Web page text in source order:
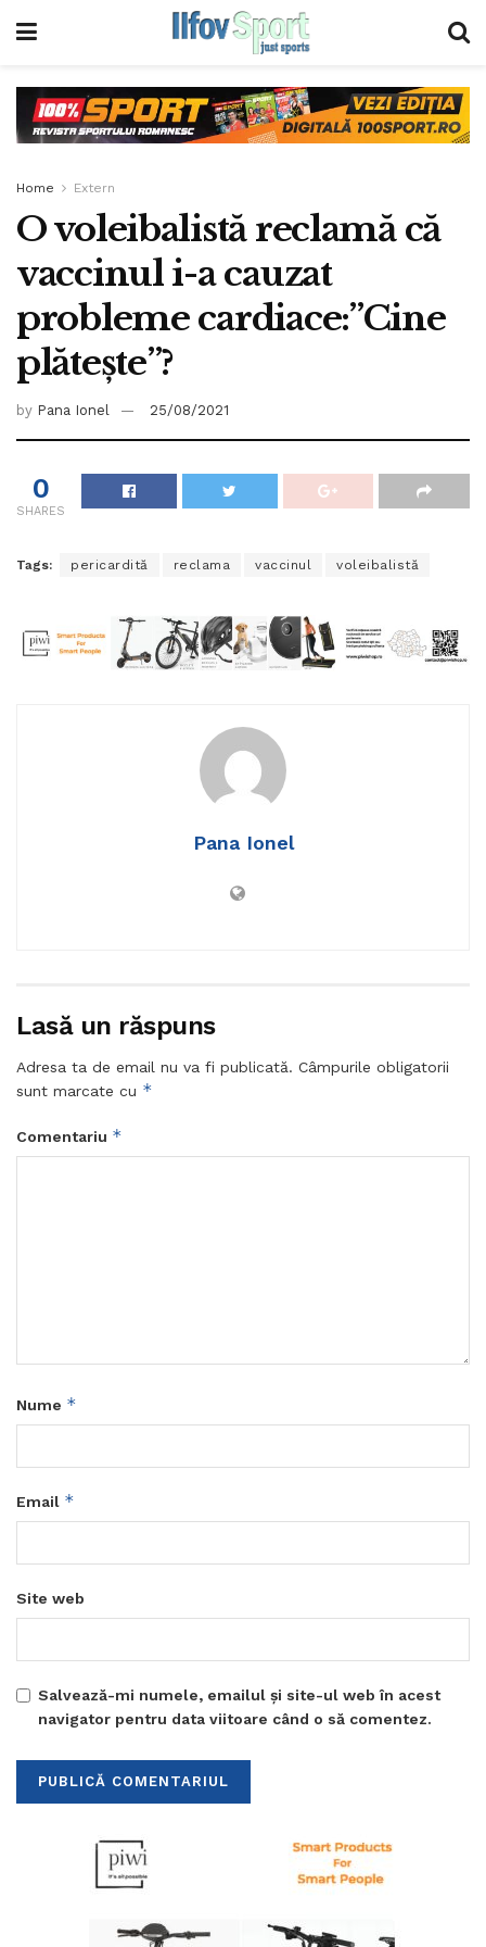
Home Extern
O voleibalistă reclamă că
vaccinul i-a cauzat
probleme cardiace:”Cine
plătește”?
by Pana Ionel 25/08/2021
0
SHARES
Tags: pericardită reclama vaccinul voleibalistă
Pana Ionel
Lasă un răspuns
Adresa ta de email nu va fi publicată. Câmpurile obligatorii
sunt marcate cu *
Comentariu *
Nume *
Email *
Site web
Salvează-mi numele, emailul și site-ul web în acest
navigator pentru data viitoare când o să comentez.